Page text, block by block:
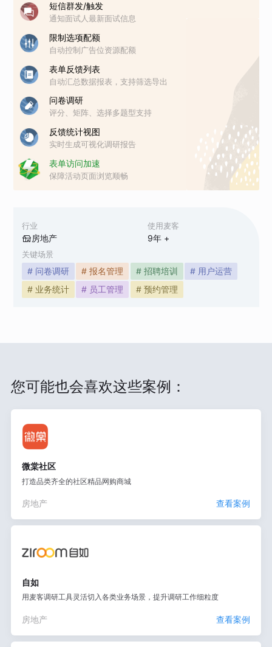
行业
房地产
使用麦客
9年 +
关键场景
# 问卷调研 # 报名管理 # 招聘培训
# 用户运营
# 业务统计
# 员工管理 # 预约管理
短信群发/触发
通知面试人最新面试信息
限制选项配额
自动控制广告位资源配额
表单反馈列表
自动汇总数据报表，支持筛选导出
问卷调研
评分、矩阵、选择多题型支持
反馈统计视图
实时生成可视化调研报告
表单访问加速
保障活动页面浏览顺畅
您可能也会喜欢这些案例：
微棠社区
打造品类齐全的社区精品网购商城
房地产 查看案例
自如
用麦客调研工具灵活切入各类业务场景，提升调研工作细粒度
房地产 查看案例